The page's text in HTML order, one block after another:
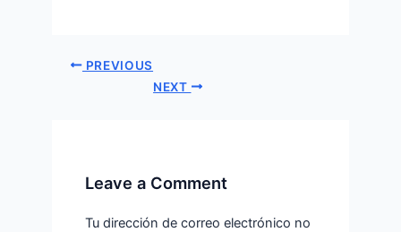
PREVIOUS
NEXT
Leave a Comment
Tu dirección de correo electrónico no